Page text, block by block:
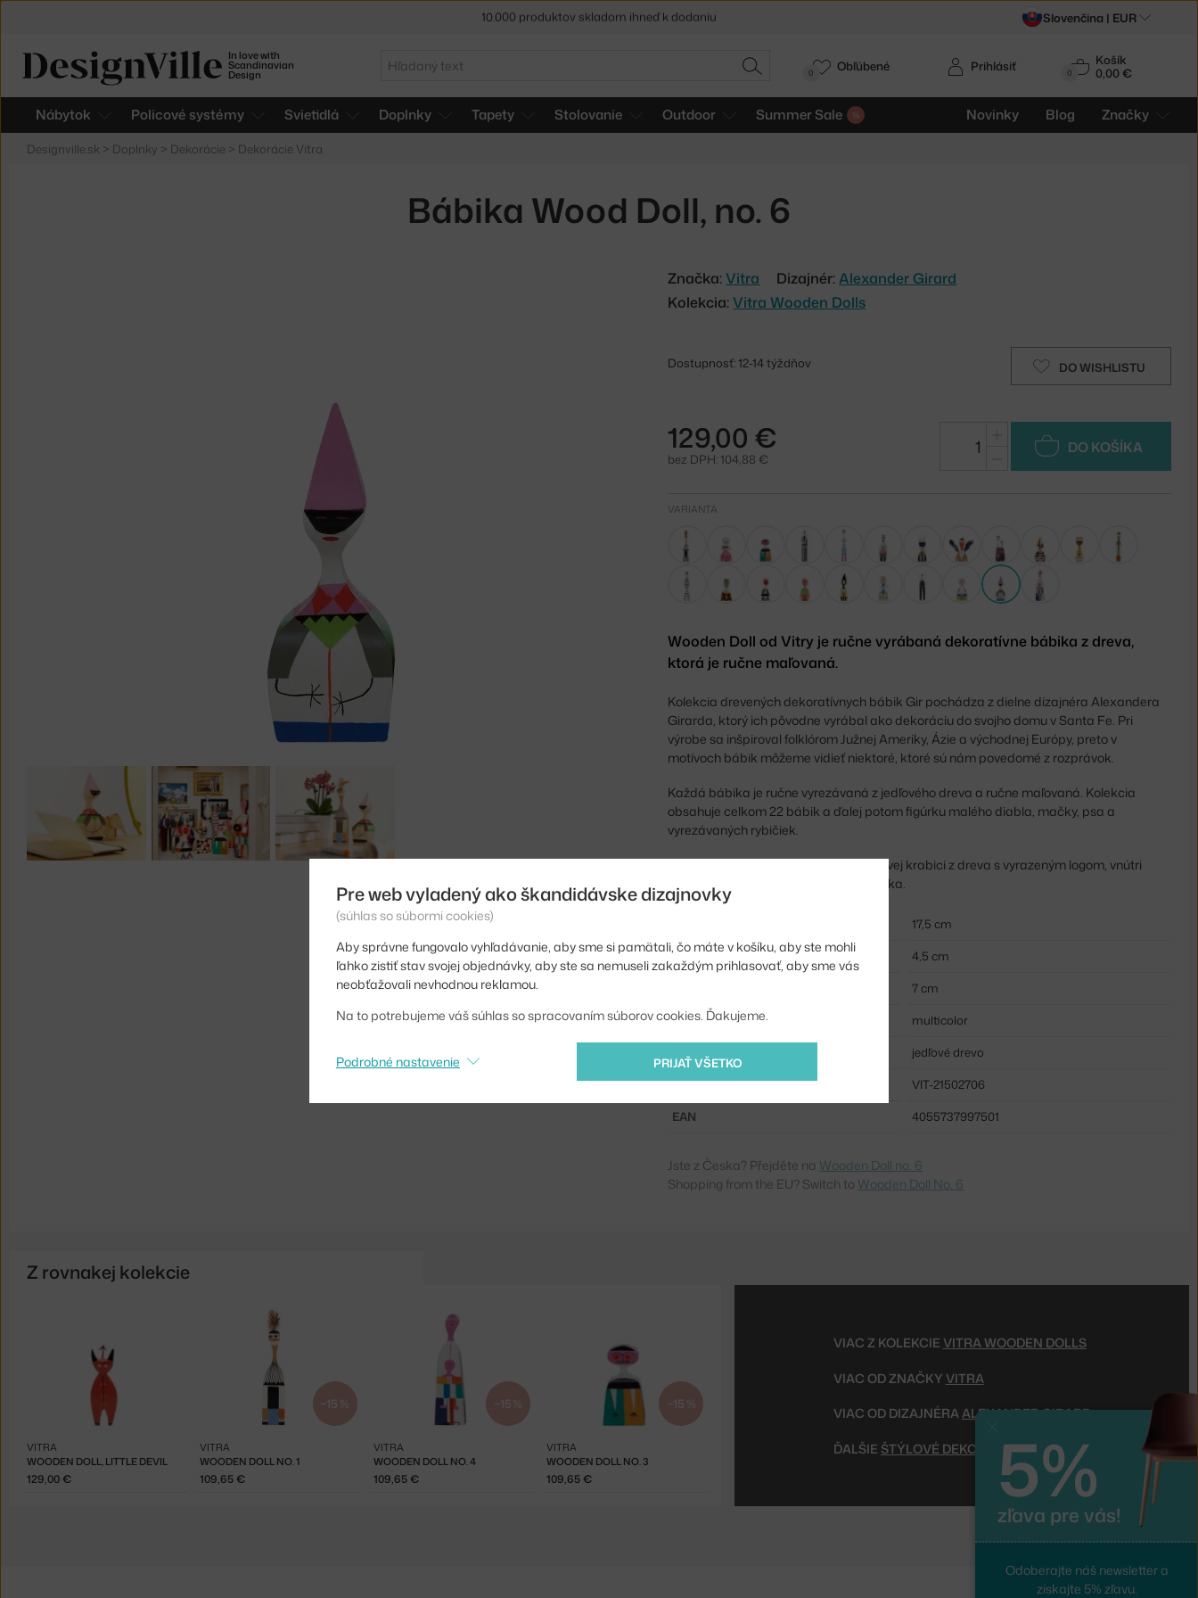
In love with
Scandinavian
Design
Hľadať
HĽADAŤ 0
Košík
0,00 €
Nábytok Policové systémy Svietidlá Doplnky Tapety Stolovanie Outdoor Summer Sale Novinky Blog Značky
Prihlásiť
0 Obľúbené
Designville.sk > Doplnky > Dekorácie > Dekorácie Vitra
Bábika Wood Doll, no. 6
Značka:Vitra Dizajnér:Alexander Girard
Kolekcia:Vitra Wooden Dolls
DO WISHLISTU
Dostupnosť: 12-14 týždňov
129,00 €
bez DPH: 104,88 €
DO KOŠÍKA
VARIANTA
Wooden Doll od Vitry je ručne vyrábaná dekoratívne bábika z dreva,
ktorá je ručne maľovaná.
Kolekcia drevených dekoratívnych bábik Gir pochádza z dielne dizajnéra Alexandera
Girarda, ktorý ich pôvodne vyrábal ako dekoráciu do svojho domu v Santa Fe. Pri
výrobe sa inšpiroval folklórom Južnej Ameriky, Ázie a východnej Európy, preto v
motívoch bábik môžeme vidieť niektoré, ktoré sú nám povedomé z rozprávok.
Každá bábika je ručne vyrezávaná z jedľového dreva a ručne maľovaná. Kolekcia
obsahuje celkom 22 bábik a ďalej potom figúrku malého diabla, mačky, psa a
vyrezávaných rybičiek.
Bábika je zabalená v krásnej darčekovej krabici z dreva s vyrazeným logom, vnútri
ktorej leží na podstielke samotná bábika.
17,5 cm
Hĺbka:
4,5 cm
7 cm
Farba:
multicolor
Materiál:
jedľové drevo
Kód produktu
VIT-21502706
EAN
4055737997501
Jste z Česka? Přejděte na Wooden Doll no. 6
Shopping from the EU? Switch to Wooden Doll No. 6
Z rovnakej kolekcie
WOODEN DOLL, LITTLE DEVIL
VITRA
129,00 €
−15 %
WOODEN DOLL NO. 1
VITRA
109,65 €
−15 %
WOODEN DOLL NO. 4
VITRA
109,65 €
−15 %
WOODEN DOLL NO. 3
VITRA
109,65 €
VIAC Z KOLEKCIE VITRA WOODEN DOLLS
VIAC OD ZNAČKY VITRA
VIAC OD DIZAJNÉRAALEXANDER GIRARD
ĎALŠIE ŠTÝLOVÉ DEKORÁCIE
5 % zľava pre odberateľovnewslettera Slovenčina | EUR
Pre web vyladený ako škandidávske dizajnovky
(súhlas so súbormi cookies)
Aby správne fungovalo vyhľadávanie, aby sme si pamätali, čo máte v košíku, aby ste mohli
ľahko zistiť stav svojej objednávky, aby ste sa nemuseli zakaždým prihlasovať, aby sme vás
neobťažovali nevhodnou reklamou.
Na to potrebujeme váš súhlas so spracovaním súborov cookies. Ďakujeme.
PRIJAŤ VŠETKO
Podrobné nastavenie
5%
zľava pre vás!
Odoberajte náš newsletter a
získajte 5% zľavu.